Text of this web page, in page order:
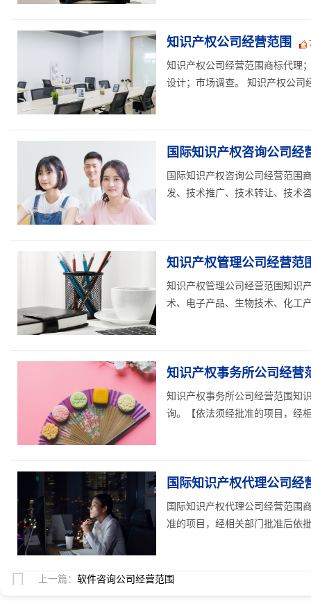
知识产权公司经营范围
知识产权公司经营范围商标代理
设计；市场调查。 知识产权公司
国际知识产权咨询公司经
国际知识产权咨询公司经营范围
发、技术推广、技术转让、技术
知识产权管理公司经营范
知识产权管理公司经营范围知识
术、电子产品、生物技术、化工
知识产权事务所公司经营
知识产权事务所公司经营范围知
询。【依法须经批准的项目，经
国际知识产权代理公司经
国际知识产权代理公司经营范围
准的项目，经相关部门批准后依
上一篇： 软件咨询公司经营范围